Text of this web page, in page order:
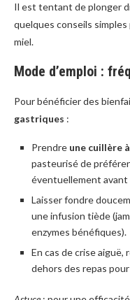
Il est tentant de plonger
quelques conseils
miel.
Mode d’emploi :
Pour bénéficier des
gastriques :
Prendre une cuillère
pasteurisé de
éventuellement avant
Laisser fondre
une infusion tiède
enzymes bénéfiques).
En cas de crise
dehors des repas